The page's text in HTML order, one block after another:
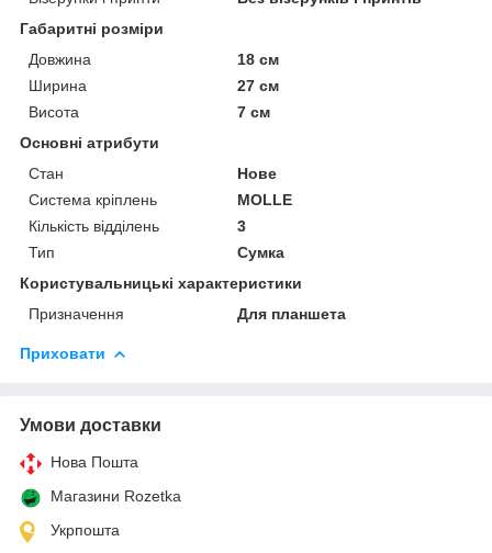
Габаритні розміри
Довжина
18 см
Ширина
27 см
Висота
7 см
Основні атрибути
Стан
Нове
Система кріплень
MOLLE
Кількість відділень
3
Тип
Сумка
Користувальницькі характеристики
Призначення
Для планшета
Приховати
Умови доставки
Нова Пошта
Магазини Rozetka
Укрпошта